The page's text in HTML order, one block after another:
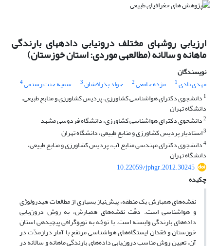
ارزیابی روش‎های مختلف درون‎یابی داده‎های بارندگی
ماهانه و سالانه (مطالعه‎ی موردی: استان خوزستان)
نویسندگان
مهدی نادی1 مژده جامعی2 جواد بذرافشان3 سمیه جنت رستمی4
1 دانشجوی دکترای هواشناسی کشاورزی، پردیس کشاورزی و منابع طبیعی،
دانشگاه تهران
2دانشجوی دکترای هواشناسی کشاورزی، دانشگاه فردوسی مشهد
3استادیار پردیس کشاورزی و منابع طبیعی، دانشگاه تهران
4دانشجوی دکترای مهندسی منابع آب، پردیس کشاورزی و منابع طبیعی،
دانشگاه تهران
10.22059/jphgr.2012.30245
چکیده
نقشه‌های هم‎بارش یک منطقه، پیش‌نیاز بسیاری از مطالعات هیدرولوژی
و هواشناسی است. دقّت نقشه‌های هم‎بارش، به روش درون‌یابی
داده‌های بارندگی وابسته است. با توجّه به توپوگرافی پیچیده‎ی استان
خوزستان و فقدان ایستگاه‌های هواشناسی مرتفع با آمار درازمدّت در
آن، تعیین روش مناسب درون‌یابی داده‌های بارندگی ماهانه و سالانه در